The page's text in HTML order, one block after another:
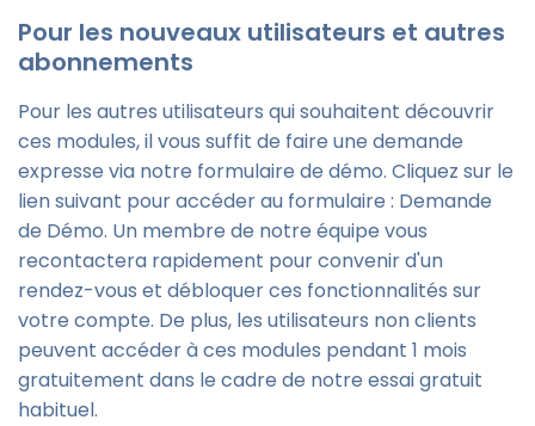
Pour les nouveaux utilisateurs et autres
abonnements
Pour les autres utilisateurs qui souhaitent découvrir
ces modules, il vous suffit de faire une demande
expresse via notre formulaire de démo. Cliquez sur le
lien suivant pour accéder au formulaire : Demande
de Démo. Un membre de notre équipe vous
recontactera rapidement pour convenir d'un
rendez-vous et débloquer ces fonctionnalités sur
votre compte. De plus, les utilisateurs non clients
peuvent accéder à ces modules pendant 1 mois
gratuitement dans le cadre de notre essai gratuit
habituel.